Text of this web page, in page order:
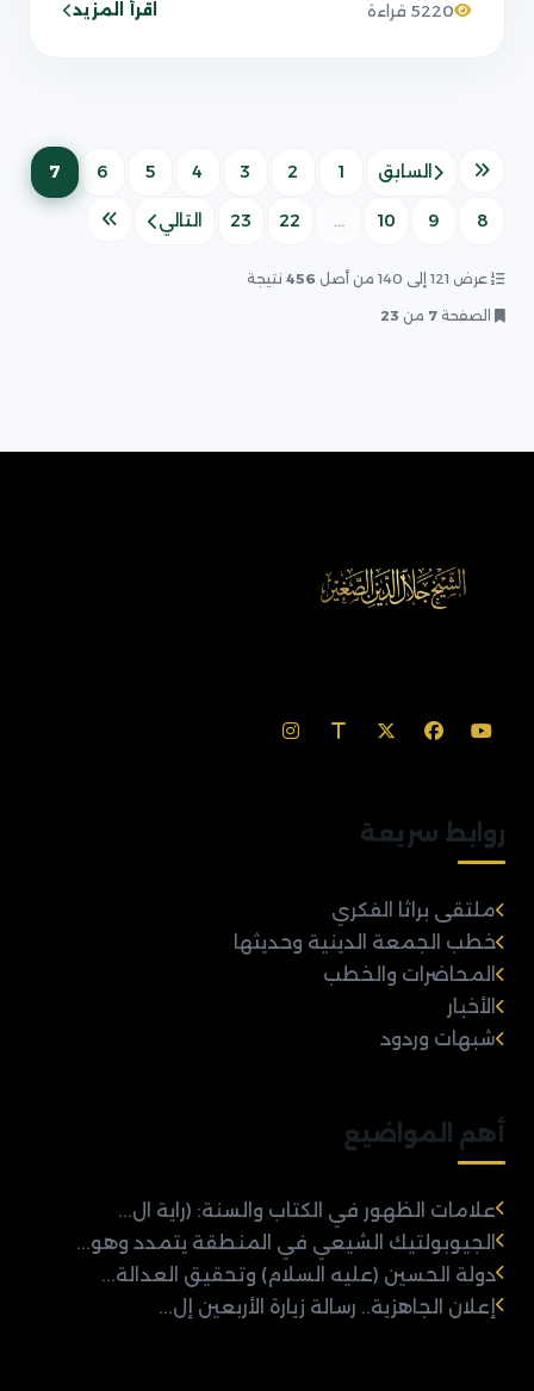
افسد
5220 قراءة اقرأ المزيد
السابق 1
2
3
4
5
6
7
8
9
10
...
22
23 التالي
عرض 121 إلى 140 من أصل 456 نتيجة
الصفحة 7 من 23
روابط سريعة
ملتقى براثا الفكري
خطب الجمعة الدينية وحديثها
المحاضرات والخطب
الأخبار
شبهات وردود
أهم المواضيع
علامات الظهور في الكتاب والسنة: (راية ال...
الجيوبولتيك الشيعي في المنطقة يتمدد وهو...
دولة الحسين (عليه السلام) وتحقيق العدالة...
إعلان الجاهزية.. رسالة زيارة الأربعين إل...